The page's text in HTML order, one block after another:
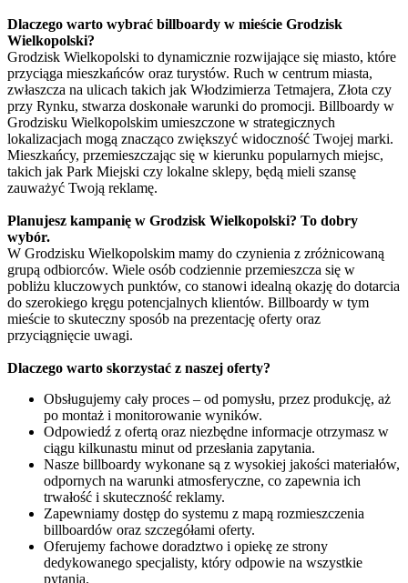
Dlaczego warto wybrać billboardy w mieście Grodzisk
Wielkopolski?
Grodzisk Wielkopolski to dynamicznie rozwijające się miasto, które
przyciąga mieszkańców oraz turystów. Ruch w centrum miasta,
zwłaszcza na ulicach takich jak Włodzimierza Tetmajera, Złota czy
przy Rynku, stwarza doskonałe warunki do promocji. Billboardy w
Grodzisku Wielkopolskim umieszczone w strategicznych
lokalizacjach mogą znacząco zwiększyć widoczność Twojej marki.
Mieszkańcy, przemieszczając się w kierunku popularnych miejsc,
takich jak Park Miejski czy lokalne sklepy, będą mieli szansę
zauważyć Twoją reklamę.
Planujesz kampanię w Grodzisk Wielkopolski? To dobry
wybór.
W Grodzisku Wielkopolskim mamy do czynienia z zróżnicowaną
grupą odbiorców. Wiele osób codziennie przemieszcza się w
pobliżu kluczowych punktów, co stanowi idealną okazję do dotarcia
do szerokiego kręgu potencjalnych klientów. Billboardy w tym
mieście to skuteczny sposób na prezentację oferty oraz
przyciągnięcie uwagi.
Dlaczego warto skorzystać z naszej oferty?
Obsługujemy cały proces – od pomysłu, przez produkcję, aż
po montaż i monitorowanie wyników.
Odpowiedź z ofertą oraz niezbędne informacje otrzymasz w
ciągu kilkunastu minut od przesłania zapytania.
Nasze billboardy wykonane są z wysokiej jakości materiałów,
odpornych na warunki atmosferyczne, co zapewnia ich
trwałość i skuteczność reklamy.
Zapewniamy dostęp do systemu z mapą rozmieszczenia
billboardów oraz szczegółami oferty.
Oferujemy fachowe doradztwo i opiekę ze strony
dedykowanego specjalisty, który odpowie na wszystkie
pytania.